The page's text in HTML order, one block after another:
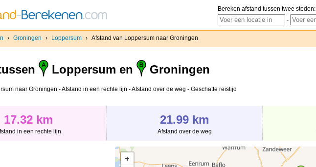
Bereken afstand tussen twee steden:
-
› Groningen › Loppersum › Afstand van Loppersum naar Groningen
Loppersum en Groningen
naar Groningen - Afstand in een rechte lijn - Afstand over de weg - Geschatte reistijd
17.32 km
in een rechte lijn
21.99 km
Afstand over de weg